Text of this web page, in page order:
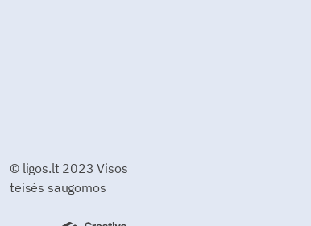
© ligos.lt 2023 Visos
teisės saugomos